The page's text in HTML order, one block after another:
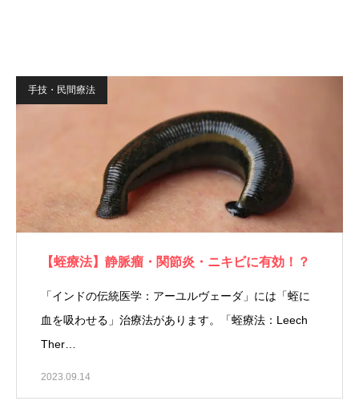
手技・民間療法
【蛭療法】静脈瘤・関節炎・ニキビに有効！？
「インドの伝統医学：アーユルヴェーダ」には「蛭に
血を吸わせる」治療法があります。「蛭療法：Leech
Ther…
2023.09.14